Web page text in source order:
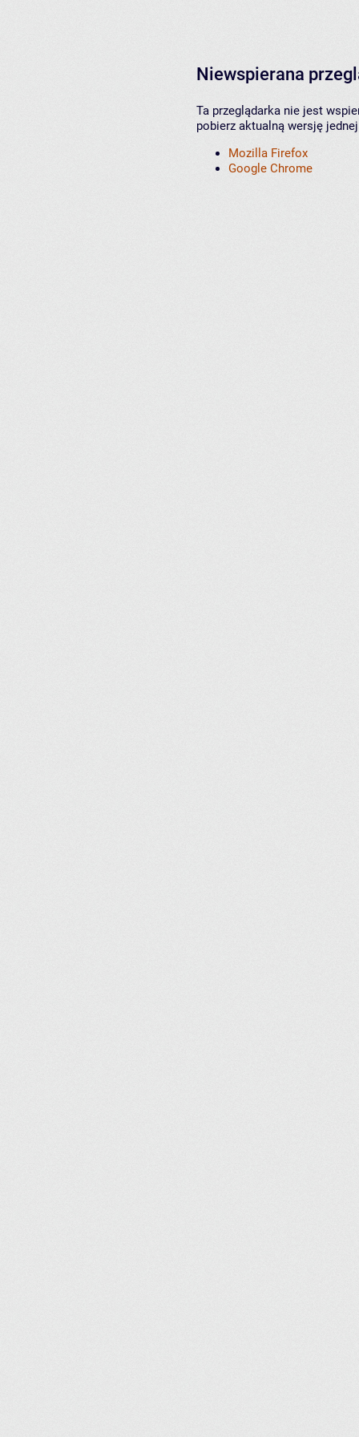
Niewspierana
Ta przeglądarka nie jest
pobierz aktualną wersję
Mozilla Firefox
Google Chrome